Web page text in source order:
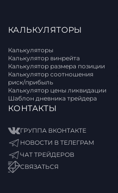
КАЛЬКУЛЯТОРЫ
Калькуляторы
Калькулятор винрейта
Калькулятор размера позиции
Калькулятор соотношения
риск/прибыль
Калькулятор цены ликвидации
Шаблон дневника трейдера
КОНТАКТЫ
ГРУППА ВКОНТАКТЕ
НОВОСТИ В ТЕЛЕГРАМ
ЧАТ ТРЕЙДЕРОВ
СВЯЗАТЬСЯ